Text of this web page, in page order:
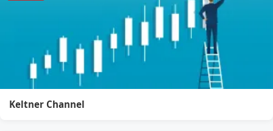
Keltner Channel